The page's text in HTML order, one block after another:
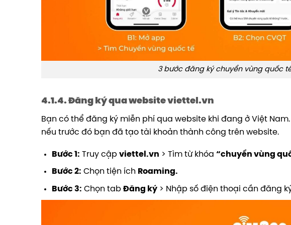
3 bước đăng ký chuyển vùng quốc
4.1.4. Đăng ký qua website viettel.vn
Bạn có thể đăng ký miễn phí qua website khi đang ở Việt
nếu trước đó bạn đã tạo tài khoản thành công trên website.
Bước 1: Truy cập viettel.vn > Tìm từ khóa “chuyển vùng
Bước 2: Chọn tiện ích Roaming.
Bước 3: Chọn tab Đăng ký> Nhập số điện thoại cần đăng